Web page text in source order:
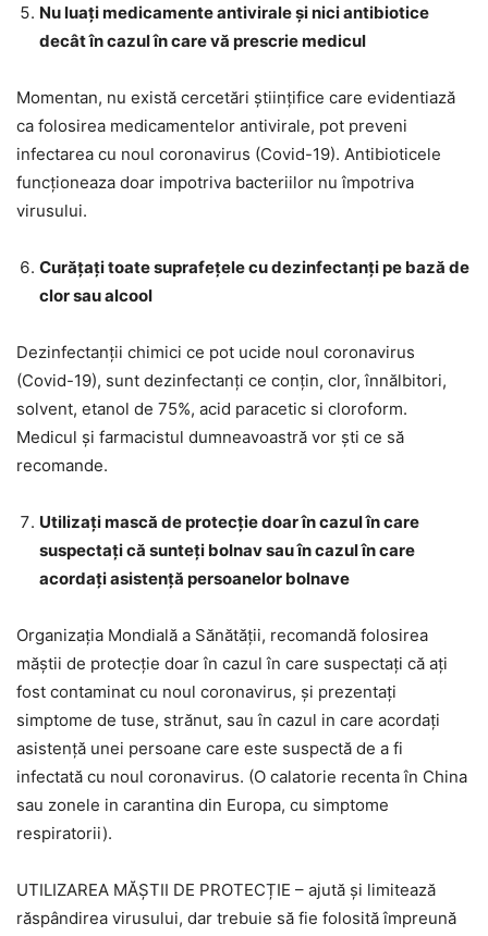
Nu luați medicamente antivirale și nici antibiotice
decât în cazul în care vă prescrie medicul
Momentan, nu există cercetări științifice care evidentiază
ca folosirea medicamentelor antivirale, pot preveni
infectarea cu noul coronavirus (Covid-19). Antibioticele
funcționeaza doar impotriva bacteriilor nu împotriva
virusului.
Curățați toate suprafețele cu dezinfectanți pe bază de
clor sau alcool
Dezinfectanții chimici ce pot ucide noul coronavirus
(Covid-19), sunt dezinfectanți ce conțin, clor, înnălbitori,
solvent, etanol de 75%, acid paracetic si cloroform.
Medicul și farmacistul dumneavoastră vor ști ce să
recomande.
Utilizați mască de protecție doar în cazul în care
suspectați că sunteți bolnav sau în cazul în care
acordați asistență persoanelor bolnave
Organizația Mondială a Sănătății, recomandă folosirea
măștii de protecție doar în cazul în care suspectați că ați
fost contaminat cu noul coronavirus, și prezentați
simptome de tuse, strănut, sau în cazul in care acordați
asistență unei persoane care este suspectă de a fi
infectată cu noul coronavirus. (O calatorie recenta în China
sau zonele in carantina din Europa, cu simptome
respiratorii).
UTILIZAREA MĂȘTII DE PROTECȚIE – ajută și limitează
răspândirea virusului, dar trebuie să fie folosită împreună